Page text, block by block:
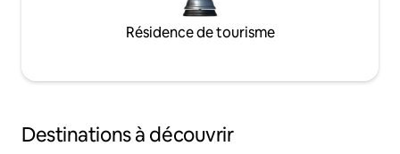
Résidence de tourisme
Destinations à découvrir